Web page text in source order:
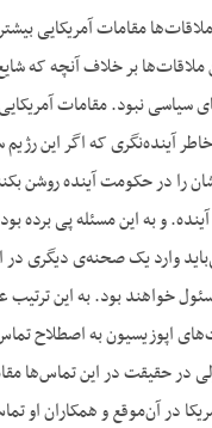
مقامات آمریکایی
ملاقات‌ها بر خلاف آنچه که
سیاسی نبود. مقامات
آینده‌نگری که اگر این
را در حکومت آینده روشن
و به این مسئله پی برده
وارد یک صحنه‌ی دیگری در
خواهند بود. به این ترتیب
اپوزیسیون به اصطلاح
در حقیقت در این تماس‌ها
در آن‌موقع و همکاران او